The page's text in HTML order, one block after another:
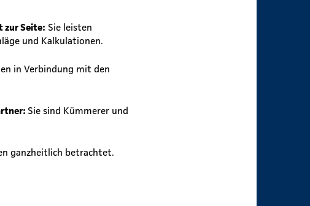
zur Seite: Sie leisten
und Kalkulationen.
in Verbindung mit den
Sie sind Kümmerer und
ganzheitlich betrachtet.